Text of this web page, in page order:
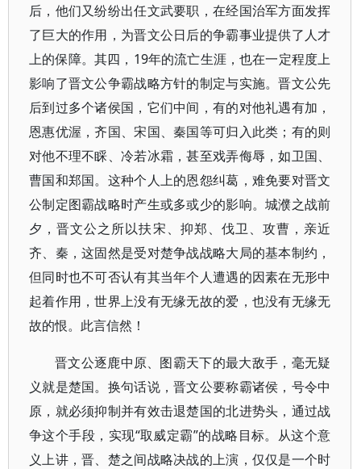
后，他们又纷纷出任文武要职，在经国治军方面发挥
了巨大的作用，为晋文公日后的争霸事业提供了人才
上的保障。其四，19年的流亡生涯，也在一定程度上
影响了晋文公争霸战略方针的制定与实施。晋文公先
后到过多个诸侯国，它们中间，有的对他礼遇有加，
恩惠优渥，齐国、宋国、秦国等可归入此类；有的则
对他不理不睬、冷若冰霜，甚至戏弄侮辱，如卫国、
曹国和郑国。这种个人上的恩怨纠葛，难免要对晋文
公制定图霸战略时产生或多或少的影响。城濮之战前
夕，晋文公之所以扶宋、抑郑、伐卫、攻曹，亲近
齐、秦，这固然是受对楚争战战略大局的基本制约，
但同时也不可否认有其当年个人遭遇的因素在无形中
起着作用，世界上没有无缘无故的爱，也没有无缘无
故的恨。此言信然！
晋文公逐鹿中原、图霸天下的最大敌手，毫无疑
义就是楚国。换句话说，晋文公要称霸诸侯，号令中
原，就必须抑制并有效击退楚国的北进势头，通过战
争这个手段，实现“取威定霸”的战略目标。从这个意
义上讲，晋、楚之间战略决战的上演，仅仅是一个时